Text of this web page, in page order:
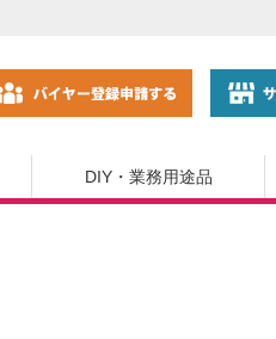
DIY・業務用途品